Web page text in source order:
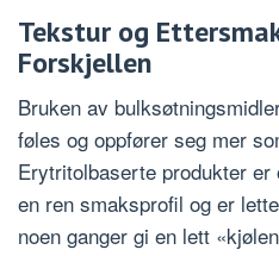
Tekstur og
Forskjellen
Bruken av
føles og oppfører seg mer
Erytritolbaserte produkter
en ren smaksprofil og er
noen ganger gi en lett